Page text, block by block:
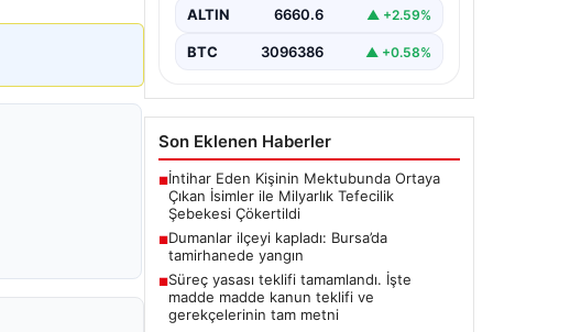
ALTIN 6660.6 ▲ +2.59%
BTC 3096386 ▲ +0.58%
Son Eklenen Haberler
■İntihar Eden Kişinin Mektubunda Ortaya
Çıkan İsimler ile Milyarlık Tefecilik
Şebekesi Çökertildi
■Dumanlar ilçeyi kapladı: Bursa’da
tamirhanede yangın
■Süreç yasası teklifi tamamlandı. İşte
madde madde kanun teklifi ve
gerekçelerinin tam metni